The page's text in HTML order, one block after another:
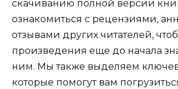
скачиванию полной версии
ознакомиться с рецензиями,
отзывами других читателей,
произведения еще до начала
ним. Мы также выделяем
которые помогут вам